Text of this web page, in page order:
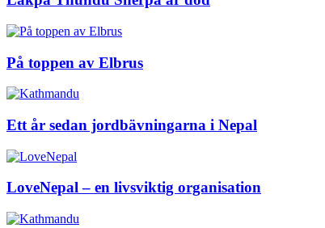
På toppen av Elbrus
Ett år sedan jordbävningarna i Nepal
LoveNepal – en livsviktig organisation